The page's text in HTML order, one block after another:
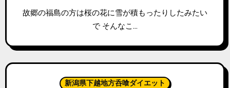
故郷の福島の方は桜の花に雪が積もったりしたみたい
で そんなこ…
新潟県下越地方呑喰ダイエット